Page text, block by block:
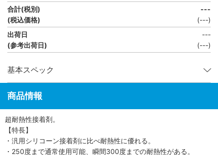
合計(税別)
(税込価格)
---
(---)
出荷日
(参考出荷日)
---
(---)
基本スペック
商品情報
超耐熱性接着剤。
【特長】
・汎用シリコーン接着剤に比べ耐熱性に優れる。
・250度まで通常使用可能、瞬間300度までの耐熱性がある。